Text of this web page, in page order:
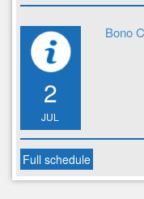
2
JUL
Bono
Full schedule